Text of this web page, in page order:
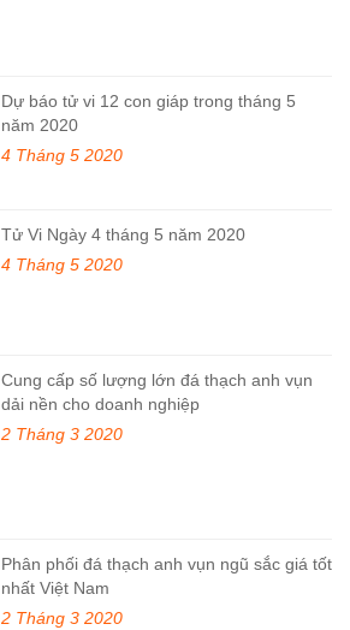
Dự báo tử vi 12 con giáp trong tháng 5
năm 2020
4 Tháng 5 2020
Tử Vi Ngày 4 tháng 5 năm 2020
4 Tháng 5 2020
Cung cấp số lượng lớn đá thạch anh vụn
dải nền cho doanh nghiệp
2 Tháng 3 2020
Phân phối đá thạch anh vụn ngũ sắc giá tốt
nhất Việt Nam
2 Tháng 3 2020